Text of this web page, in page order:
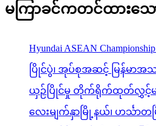
မကြာခင်ကတင်ထားသေ
Hyundai ASEAN
ပြိုင်ပွဲ၊ အုပ်စုအဆင့် မြန်မာအ
ယှဉ်ပြိုင်မှု တိုက်ရိုက်ထုတ်လွှင့်
လေးမျက်နှာမြို့နယ်၊ ဟင်္သာ